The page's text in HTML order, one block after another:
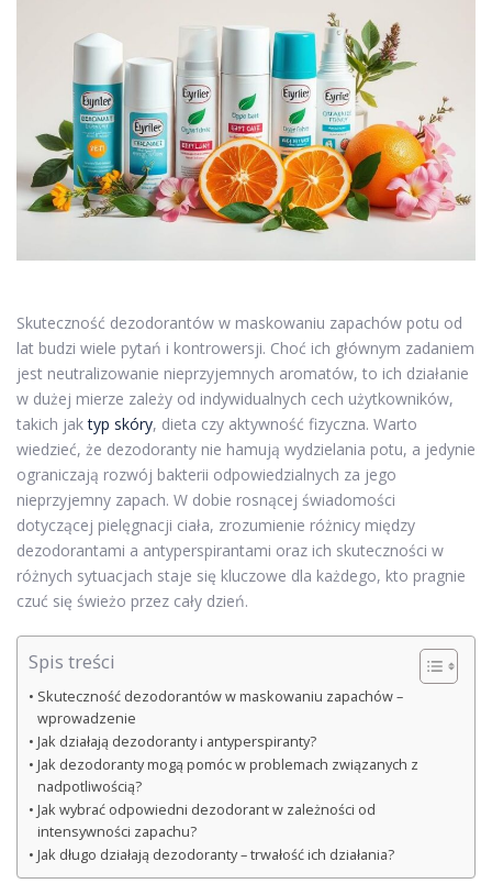
Skuteczność dezodorantów w maskowaniu zapachów potu od
lat budzi wiele pytań i kontrowersji. Choć ich głównym zadaniem
jest neutralizowanie nieprzyjemnych aromatów, to ich działanie
w dużej mierze zależy od indywidualnych cech użytkowników,
takich jaktyp skóry, dieta czy aktywność fizyczna. Warto
wiedzieć, że dezodoranty nie hamują wydzielania potu, a jedynie
ograniczają rozwój bakterii odpowiedzialnych za jego
nieprzyjemny zapach. W dobie rosnącej świadomości
dotyczącej pielęgnacji ciała, zrozumienie różnicy między
dezodorantami a antyperspirantami oraz ich skuteczności w
różnych sytuacjach staje się kluczowe dla każdego, kto pragnie
czuć się świeżo przez cały dzień.
Spis treści
Skuteczność dezodorantów w maskowaniu zapachów –
wprowadzenie
Jak działają dezodoranty i antyperspiranty?
Jak dezodoranty mogą pomóc w problemach związanych z
nadpotliwością?
Jak wybrać odpowiedni dezodorant w zależności od
intensywności zapachu?
Jak długo działają dezodoranty – trwałość ich działania?